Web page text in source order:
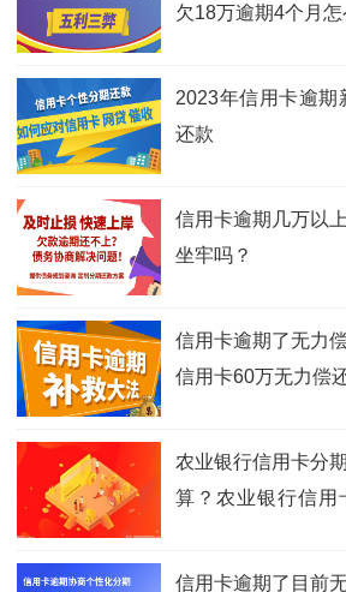
欠18万逾期4个月怎
2023年信用卡逾期
还款
信用卡逾期几万以
坐牢吗？
信用卡逾期了无力
信用卡60万无力偿
农业银行信用卡分
算？农业银行信用
信用卡逾期了目前